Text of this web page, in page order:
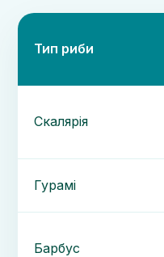
Тип риби
Скалярія
Гурамі
Барбус